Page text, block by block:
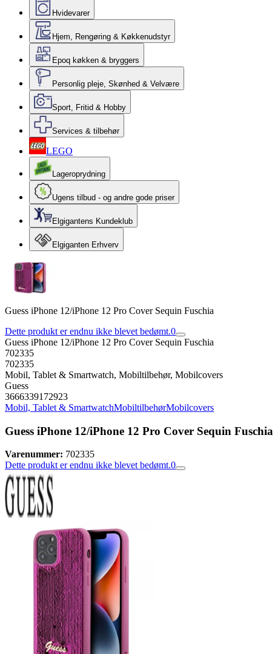
Hvidevarer
Hjem, Rengøring & Køkkenudstyr
Epoq køkken & bryggers
Personlig pleje, Skønhed & Velvære
Sport, Fritid & Hobby
Services & tilbehør
LEGO
Lageroprydning
Ugens tilbud - og andre gode priser
Elgigantens Kundeklub
Elgiganten Erhverv
Guess iPhone 12/iPhone 12 Pro Cover Sequin Fuschia
Dette produkt er endnu ikke blevet bedømt.0
Guess iPhone 12/iPhone 12 Pro Cover Sequin Fuschia
702335
702335
Mobil, Tablet & Smartwatch, Mobiltilbehør, Mobilcovers
Guess
3666339172923
Mobil, Tablet & SmartwatchMobiltilbehørMobilcovers
Guess iPhone 12/iPhone 12 Pro Cover Sequin Fuschia
Varenummer: 702335
Dette produkt er endnu ikke blevet bedømt.0